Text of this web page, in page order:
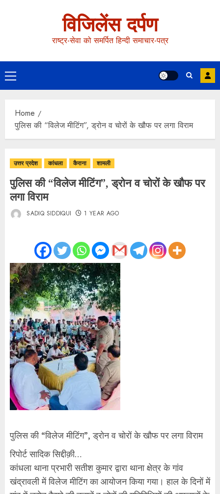
विजिलेंस दर्पण
राष्ट्र-सेवा को समर्पित हिन्दी समाचार-पत्र
Home
पुलिस की “विलेज मीटिंग”, ड्रोन व चोरों के खौफ पर लगा विराम
उत्तर प्रदेश कांधला कैराना शामली
पुलिस की “विलेज मीटिंग”, ड्रोन व चोरों के खौफ पर
लगा विराम
SADIQ SIDDIQUI 1 YEAR AGO
पुलिस की “विलेज मीटिंग”, ड्रोन व चोरों के खौफ पर लगा विराम
रिपोर्ट सादिक सिद्दीक़ी…
कांधला थाना प्रभारी सतीश कुमार द्वारा थाना क्षेत्र के गांव
खंद्रावली में विलेज मीटिंग का आयोजन किया गया। हाल के दिनों में